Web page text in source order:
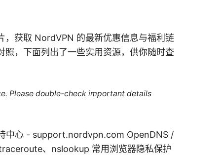
，获取 NordVPN 的最新优惠信息与福利链
，下面列出了一些实用资源，供你随时查
Please double-check important details
中心 - support.nordvpn.com OpenDNS /
traceroute、nslookup 常用浏览器隐私保护